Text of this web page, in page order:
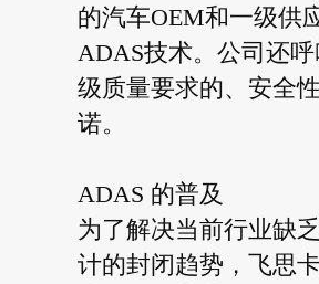
的汽车OEM和一级供
ADAS技术。公司还
级质量要求的、安全
诺。
ADAS 的普及
为了解决当前行业缺
计的封闭趋势，飞思